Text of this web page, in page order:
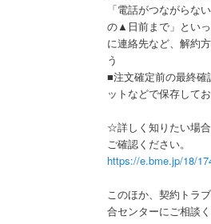
「電話がつながらな
の▲日前まで」とい
に連絡先など、解約
う
■注文確定前の最終確
ットなどで保存して
☆詳しく知りたい場
ご確認ください。
https://e.bme.jp/18/
このほか、契約トラ
合センターにご相談